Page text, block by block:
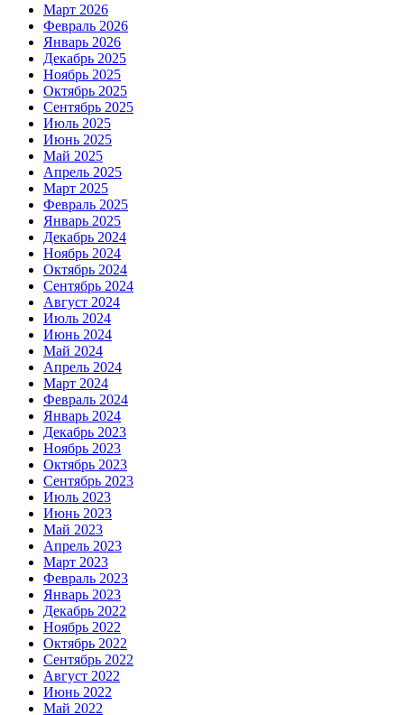
Март 2026
Февраль 2026
Январь 2026
Декабрь 2025
Ноябрь 2025
Октябрь 2025
Сентябрь 2025
Июль 2025
Июнь 2025
Май 2025
Апрель 2025
Март 2025
Февраль 2025
Январь 2025
Декабрь 2024
Ноябрь 2024
Октябрь 2024
Сентябрь 2024
Август 2024
Июль 2024
Июнь 2024
Май 2024
Апрель 2024
Март 2024
Февраль 2024
Январь 2024
Декабрь 2023
Ноябрь 2023
Октябрь 2023
Сентябрь 2023
Июль 2023
Июнь 2023
Май 2023
Апрель 2023
Март 2023
Февраль 2023
Январь 2023
Декабрь 2022
Ноябрь 2022
Октябрь 2022
Сентябрь 2022
Август 2022
Июнь 2022
Май 2022